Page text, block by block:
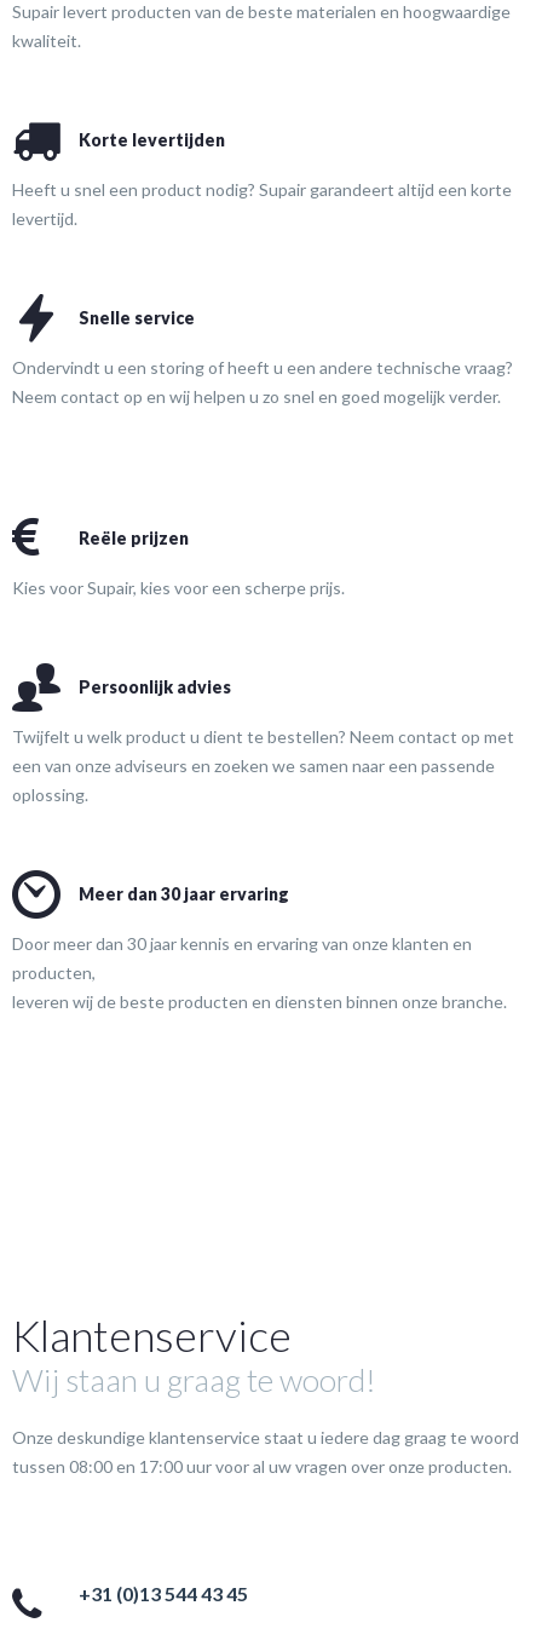
Supair levert producten van de beste materialen en hoogwaardige
kwaliteit.
Korte levertijden
Heeft u snel een product nodig? Supair garandeert altijd een korte
levertijd.
Snelle service
Ondervindt u een storing of heeft u een andere technische vraag?
Neem contact op en wij helpen u zo snel en goed mogelijk verder.
Reële prijzen
Kies voor Supair, kies voor een scherpe prijs.
Persoonlijk advies
Twijfelt u welk product u dient te bestellen? Neem contact op met
een van onze adviseurs en zoeken we samen naar een passende
oplossing.
Meer dan 30 jaar ervaring
Door meer dan 30 jaar kennis en ervaring van onze klanten en
producten,
leveren wij de beste producten en diensten binnen onze branche.
Klantenservice
Wij staan u graag te woord!
Onze deskundige klantenservice staat u iedere dag graag te woord
tussen 08:00 en 17:00 uur voor al uw vragen over onze producten.
+31 (0)13 544 43 45